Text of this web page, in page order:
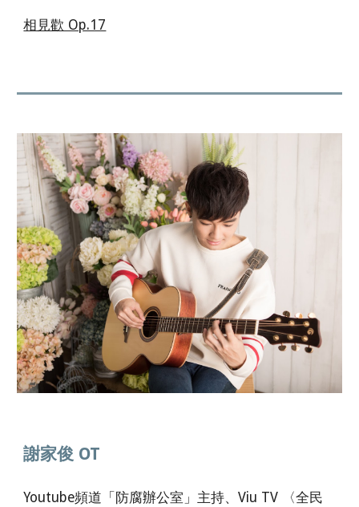
相見歡 Op.17
謝家俊 OT
Youtube頻道「防腐辦公室」主持、Viu TV 〈全民